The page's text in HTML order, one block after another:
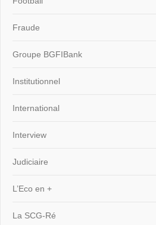
Fraude
Groupe BGFIBank
Institutionnel
International
Interview
Judiciaire
L’Eco en +
La SCG-Ré